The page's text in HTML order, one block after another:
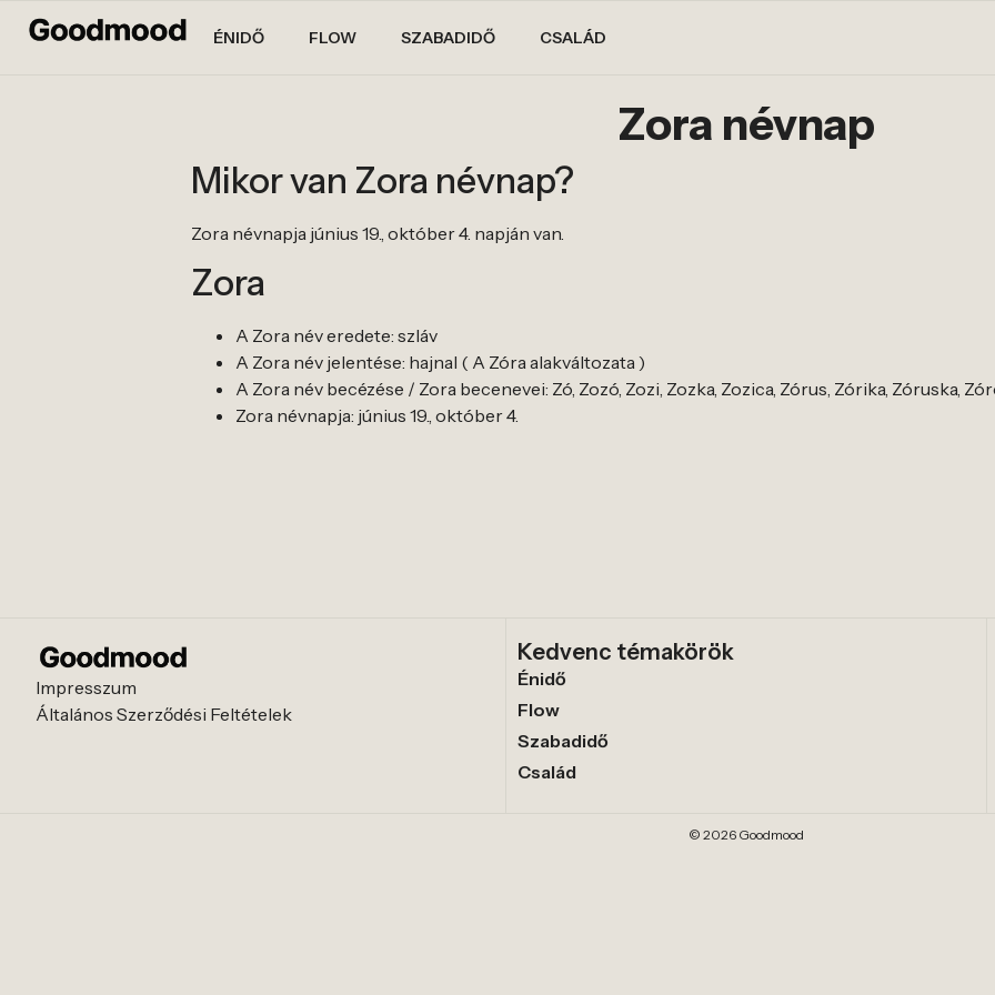
ÉNIDŐ FLOW SZABADIDŐ CSALÁD
Zora névnap
Mikor van Zora névnap?
Zora névnapja június 19., október 4. napján van.
Zora
A Zora név eredete: szláv
A Zora név jelentése: hajnal ( A Zóra alakváltozata )
A Zora név becézése / Zora becenevei: Zó, Zozó, Zozi, Zozka, Zozica, Zórus, Zórika, Zóruska,
Zora névnapja: június 19., október 4.
Impresszum
Általános Szerződési Feltételek
Kedvenc témakörök
Énidő
Flow
Szabadidő
Család
© 2026 Goodmood